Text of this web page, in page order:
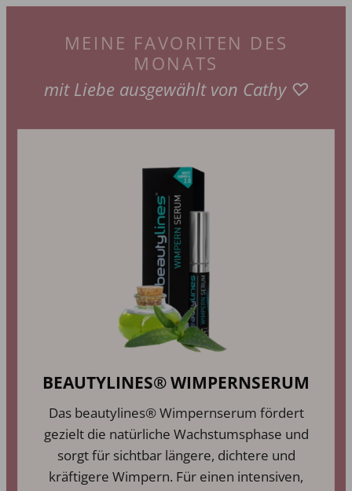
MEINE FAVORITEN DES
MONATS
mit Liebe ausgewählt von Cathy ♡
BEAUTYLINES® WIMPERNSERUM
Das beautylines® Wimpernserum fördert
gezielt die natürliche Wachstumsphase und
sorgt für sichtbar längere, dichtere und
kräftigere Wimpern. Für einen intensiven,